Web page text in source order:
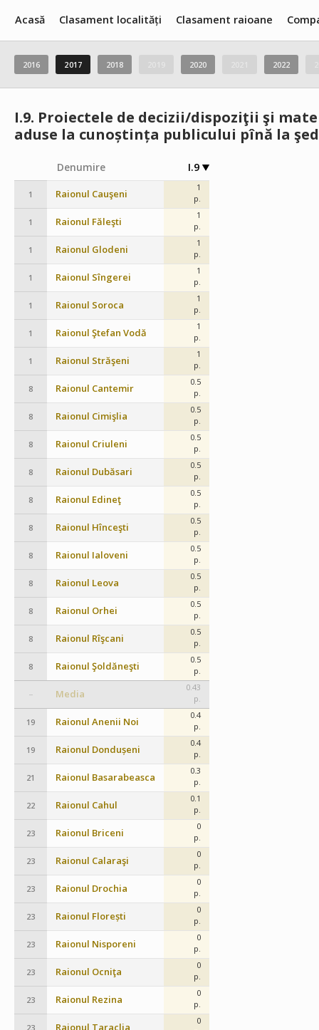
Acasă Clasament localități Clasament raioane
2016 2017 2018 2020 2022
I.9. Proiectele de decizii/dispoziţii şi
aduse la cunoștința publicului pînă la
Denumire I.9
1 Raionul Cauşeni
1
p.
1 Raionul Făleşti
1
p.
1 Raionul Glodeni
1
p.
1 Raionul Sîngerei
1
p.
1 Raionul Soroca
1
p.
1 Raionul Ştefan Vodă
1
p.
1 Raionul Străşeni
1
p.
8 Raionul Cantemir
0.5
p.
8 Raionul Cimişlia
0.5
p.
8 Raionul Criuleni
0.5
p.
8 Raionul Dubăsari
0.5
p.
8 Raionul Edineţ
0.5
p.
8 Raionul Hînceşti
0.5
p.
8 Raionul Ialoveni
0.5
p.
8 Raionul Leova
0.5
p.
8 Raionul Orhei
0.5
p.
8 Raionul Rîşcani
0.5
p.
8 Raionul Şoldăneşti
0.5
p.
– Media
0.43
p.
19 Raionul Anenii Noi
0.4
p.
19 Raionul Dondușeni
0.4
p.
21 Raionul Basarabeasca
0.3
p.
22 Raionul Cahul
0.1
p.
23 Raionul Briceni
0
p.
23 Raionul Calaraşi
0
p.
23 Raionul Drochia
0
p.
23 Raionul Florești
0
p.
23 Raionul Nisporeni
0
p.
23 Raionul Ocniţa
0
p.
23 Raionul Rezina
0
p.
23 Raionul Taraclia
0